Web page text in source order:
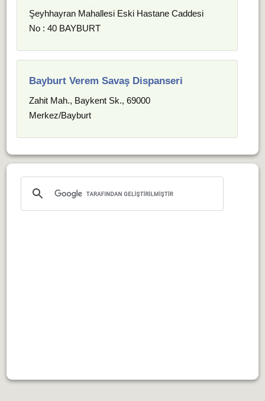
Şeyhhayran Mahallesi Eski Hastane Caddesi
No : 40 BAYBURT
Bayburt Verem Savaş Dispanseri
Zahit Mah., Baykent Sk., 69000
Merkez/Bayburt